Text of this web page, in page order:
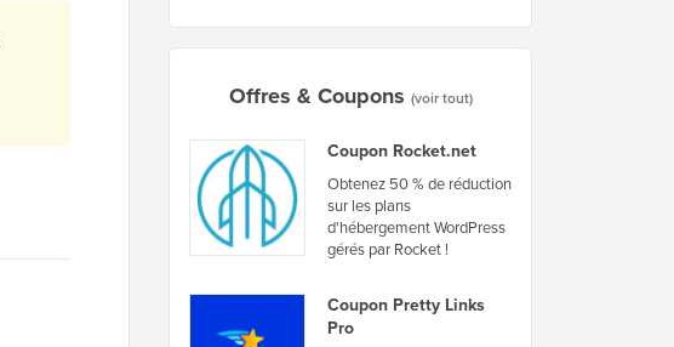
Offres & Coupons (voir tout)
Coupon Rocket.net
Obtenez 50 % de réduction
sur les plans
d'hébergement WordPress
gérés par Rocket !
Coupon Pretty Links
Pro